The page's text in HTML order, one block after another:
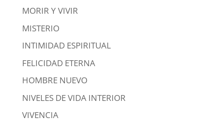
MORIR Y VIVIR
MISTERIO
INTIMIDAD ESPIRITUAL
FELICIDAD ETERNA
HOMBRE NUEVO
NIVELES DE VIDA INTERIOR
VIVENCIA